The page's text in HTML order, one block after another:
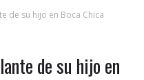
de su hijo en Boca Chica
de su hijo en